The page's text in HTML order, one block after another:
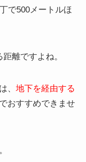
で500メートルほ
離ですよね。
、 地下を経由する
おすすめできませ